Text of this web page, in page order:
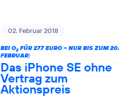
02. Februar 2018
BEI O2FÜR 277 EURO – NUR BIS ZUM 20.
FEBRUAR:
Das iPhone SE ohne
Vertrag zum
Aktionspreis